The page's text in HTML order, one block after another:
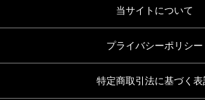
当サイトについて
プライバシーポリシー
特定商取引法に基づく表